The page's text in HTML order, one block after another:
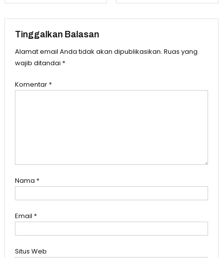
Tinggalkan Balasan
Alamat email Anda tidak akan dipublikasikan. Ruas yang
wajib ditandai *
Komentar *
Nama *
Email *
Situs Web